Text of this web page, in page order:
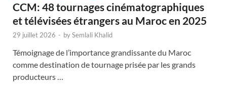
CCM: 48 tournages cinématographiques
et télévisées étrangers au Maroc en 2025
29 juillet 2026 - bySemlali Khalid
Témoignage de l’importance grandissante du Maroc
comme destination de tournage prisée par les grands
producteurs …